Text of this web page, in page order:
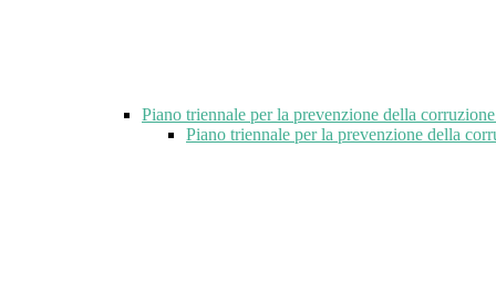
Piano triennale per la prevenzione della
Piano triennale per la prevenzione della